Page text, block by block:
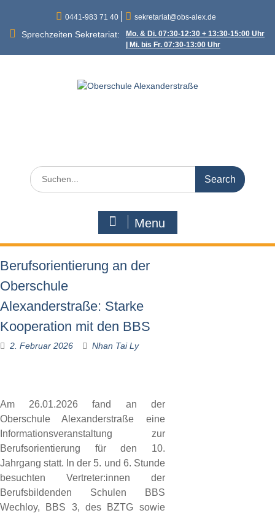
content
0441-983 71 40 sekretariat@obs-alex.de
Sprechzeiten Sekretariat:
Mo. & Di. 07:30-12:30 + 13:30-15:00 Uhr
| Mi. bis Fr. 07:30-13:00 Uhr
Search
for:
Menu
Berufsorientierung an der
Oberschule
Alexanderstraße: Starke
Kooperation mit den BBS
2. Februar 2026 Nhan Tai Ly
Am 26.01.2026 fand an der
Oberschule Alexanderstraße eine
Informationsveranstaltung zur
Berufsorientierung für den 10.
Jahrgang statt. In der 5. und 6. Stunde
besuchten Vertreter:innen der
Berufsbildenden Schulen BBS
Wechloy, BBS 3, des BZTG sowie